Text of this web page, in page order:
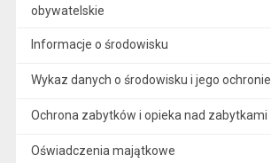
obywatelskie
Informacje o środowisku
Wykaz danych o środowisku i jego ochronie
Ochrona zabytków i opieka nad zabytkami
Oświadczenia majątkowe